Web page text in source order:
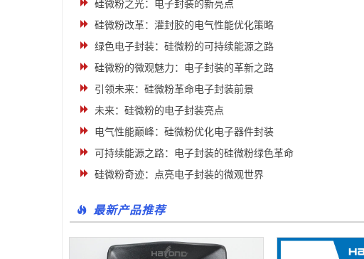
硅微粉之光：电子封装的新亮点
硅微粉改革：灌封胶的电气性能优化策略
绿色电子封装：硅微粉的可持续能源之路
硅微粉的微观魅力：电子封装的革新之路
引领未来：硅微粉革命电子封装前景
未来：硅微粉的电子封装亮点
电气性能巅峰：硅微粉优化电子器件封装
可持续能源之路：电子封装的硅微粉绿色革命
硅微粉奇迹：点亮电子封装的微观世界
最新产品推荐